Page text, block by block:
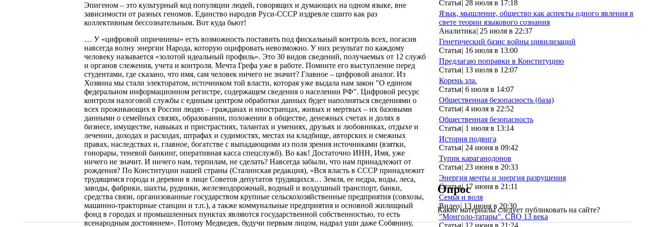
Эпигеном – это культурный код популяции людей, говорящих и думающих на одном языке, вне
зависимости от разных геномов. Единство народов Руси-СССР издревле сшито как раз
коллективным бессознательным. Вот куда бьют!
… У «цифровой опричнины» есть возможность поставить под фискальный контроль всех, погасив
навсегда волну энергии Народа, которую оцифровать невозможно. У них результат по каждому
человеку называется «золотой идеальный профиль». Это 30 видов сведений, получаемых от 12 служб
и органов слежения, учета и контроля. Мечта Грефа уже в работе. Помните его выступление перед
студентами, где сказано, что имя, сам человек ничего не значит? Главное – цифровой аналог. Из
Хозяина мы стали электоратом, источником той власти, которая уже выдала нам закон "О едином
федеральном информационном регистре, содержащем сведения о населении РФ". Цифровой ресурс
контроля налоговой службы с единым центром обработки данных будет наполняться сведениями о
всех проживающих в России людях – гражданах и иностранцах, живых и мертвых – их базовыми
данными о семейных связях, образовании, положении в обществе, денежных счетах и долях в
бизнесе, имуществе, навыках и пристрастиях, талантах и умениях, друзьях и любовниках, отдыхе и
лечении, доходах и расходах, штрафах и судимостях, местах на кладбище, авторских и смежных
правах, наследствах и, главное, богатстве с выпадающими из поля зрения источниками (взятки,
гонорары, теневой банкинг, оперативная касса спецслужб). Во как! Достаточно ИНН, Имя, уже
ничего не значит. И ничего нам, терпилам, не сделать? Навсегда забыли, что нам принадлежит от
рождения? По Конституции нашей страны (Сталинская редакция), «Вся власть в СССР принадлежит
трудящимся города и деревни в лице Советов депутатов трудящихся… Земля, ее недра, воды, леса,
заводы, фабрики, шахты, рудники, железнодорожный, водный и воздушный транспорт, банки,
средства связи, организованные государством крупные сельскохозяйственные предприятия (совхозы,
машинно-тракторные станции и т.п.), а также коммунальные предприятия и основной жилищный
фонд в городах и промышленных пунктах являются государственной собственностью, то есть
всенародным достоянием». Потому Медведев, будучи первым лицом, надрал уши даже Собянину,
Статья| 28 июля в 17:18
Язык, мышление, общество как аспекты одного явления в
свете теории языкового сознания
Аналитика| 25 июля в 22:37
Генетический базис войны цивилизаций
Статья| 16 июля в 13:00
Предлагаю поправки в Конституцию
Статья| 13 июля в 12:07
Корень зла.
Статья| 6 июля в 14:07
Общественная безопасность (база)
Статья| 4 июля в 22:52
Общественная безопасность
Статья| 1 июля в 13:14
История подвига
Статья| 24 июня в 09:42
Тупик караганодонов
Статья| 23 июня в 20:33
Энергия мечты и энергия разрушения
Статья| 17 июня в 21:11
Семья и воля
Видео| 13 июня в 20:30
"Монголо-татары". СВО 13 века
Опрос
Какие материалы следует публиковать на сайте?